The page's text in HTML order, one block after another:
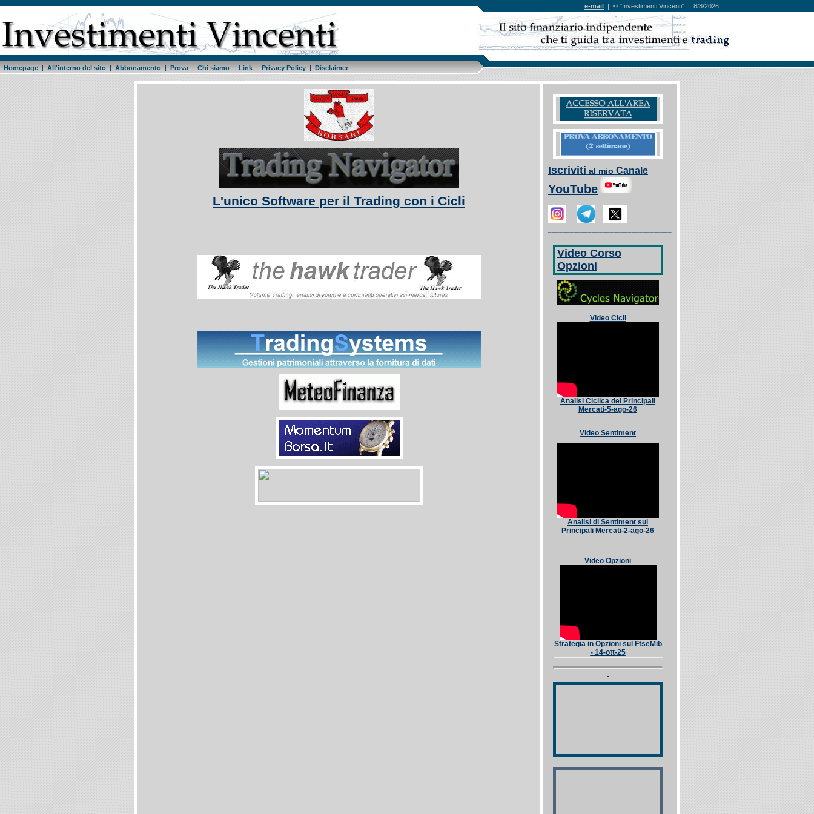
e-mail | © "Investimenti Vincenti" | 8/8/2026
Homepage|All'interno del sito|Abbonamento|Prova|Chi siamo|Link|Privacy Policy|Disclaimer
L'unico Software per il Trading con i Cicli
Iscriviti al mio Canale
YouTube
Video Corso
Opzioni
Video Cicli
Analisi Ciclica dei Principali
Mercati-5-ago-26
Video Sentiment
Analisi di Sentiment sui
Principali Mercati-2-ago-26
Video Opzioni
Strategia in Opzioni sul FtseMib
- 14-ott-25